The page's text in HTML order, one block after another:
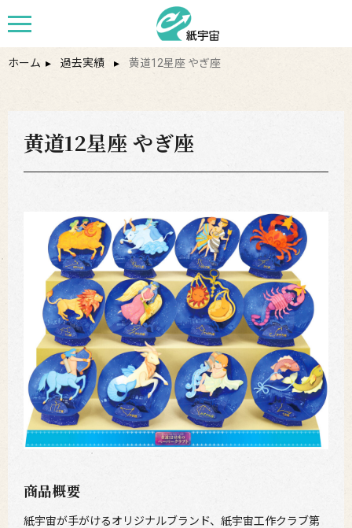
ホーム ▸ 過去実績 ▸ 黄道12星座 やぎ座
黄道12星座 やぎ座
商品概要
紙宇宙が手がけるオリジナルブランド、紙宇宙工作クラブ第